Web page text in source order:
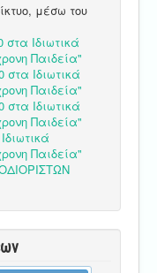
μέσω του
στα Ιδιωτικά
Παιδεία"
στα Ιδιωτικά
Παιδεία"
στα Ιδιωτικά
Παιδεία"
Παιδεία"